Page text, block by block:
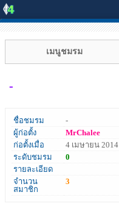
เมนูชมรม
-
ชื่อชมรม
-
ผู้ก่อตั้ง
MrChalee
ก่อตั้งเมื่อ
4 เมษายน 2014
ระดับชมรม
0
รายละเอียด
จำนวน
สมาชิก
3